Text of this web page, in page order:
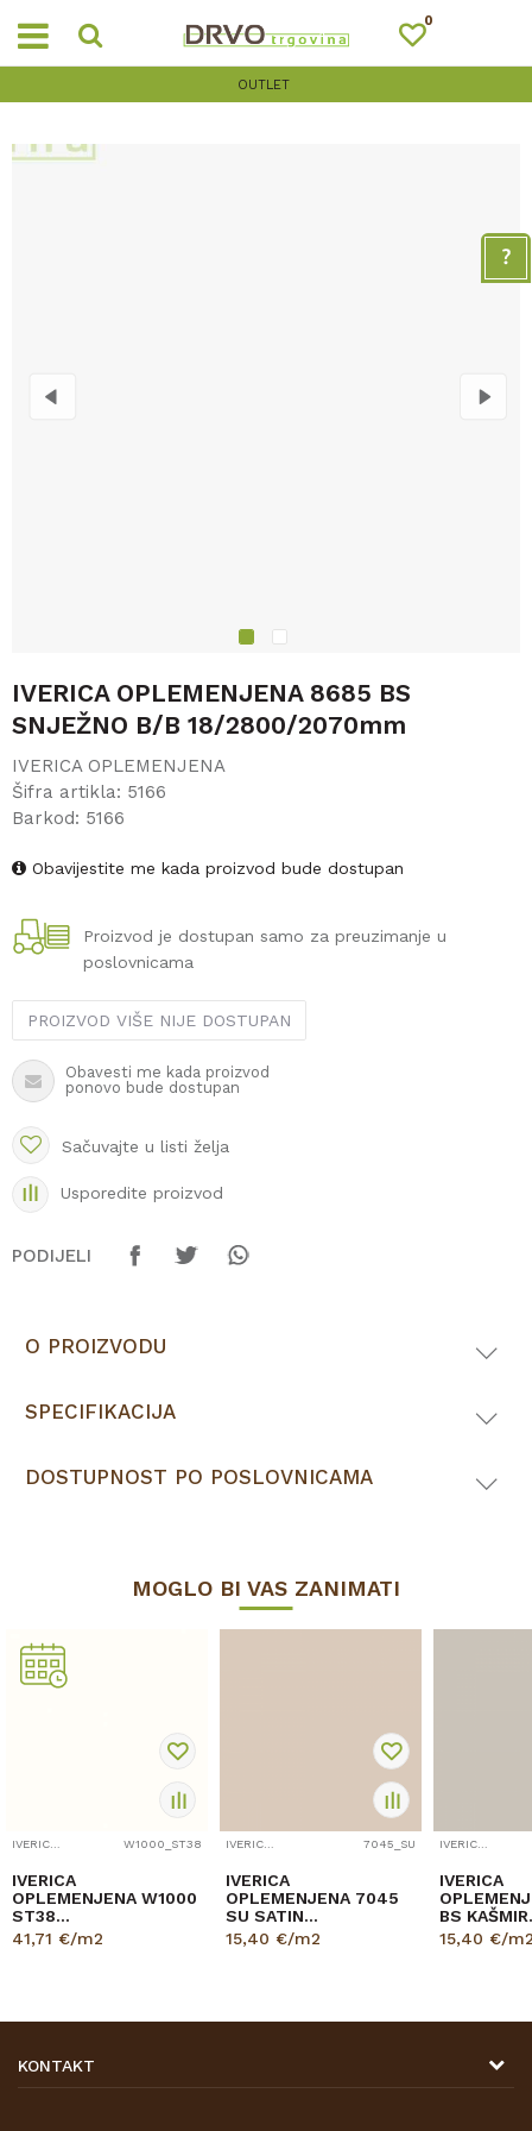
0
OUTLET
1 2
IVERICA OPLEMENJENA 8685 BS
SNJEŽNO B/B 18/2800/2070mm
IVERICA OPLEMENJENA
Šifra artikla: 5166
Barkod: 5166
Obavijestite me kada proizvod bude dostupan
Proizvod je dostupan samo za preuzimanje u
poslovnicama
PROIZVOD VIŠE NIJE DOSTUPAN
Obavesti me kada proizvod
ponovo bude dostupan
Sačuvajte u listi želja
Usporedite proizvod
PODIJELI
O PROIZVODU
SPECIFIKACIJA
DOSTUPNOST PO POSLOVNICAMA
MOGLO BI VAS ZANIMATI
W1000_ST38
IVERICA
OPLEMENJENA W1000
ST38
18,6/2800/2070mm
EGGER
41,71 €/m2
7045_SU
IVERICA
OPLEMENJENA 7045
SU SATIN
18/2800/2070mm
15,40 €/m2
IVERICA
BS KAŠMIR
18/2800/
15,40 €/
KONTAKT